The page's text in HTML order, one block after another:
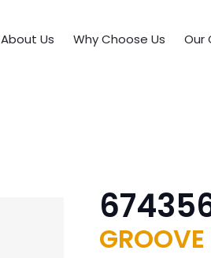
About Us Why Choose Us Our